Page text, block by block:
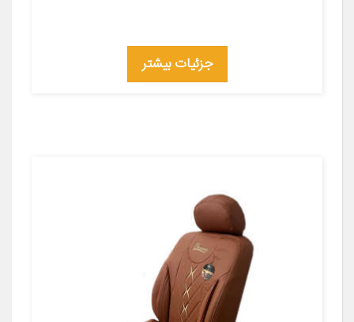
جزئیات بیشتر